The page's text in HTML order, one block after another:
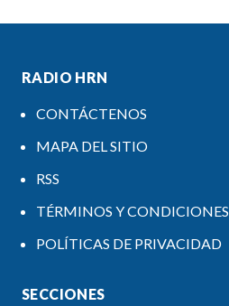
RADIO HRN
CONTÁCTENOS
MAPA DEL SITIO
RSS
TÉRMINOS Y CONDICIONES
POLÍTICAS DE PRIVACIDAD
SECCIONES